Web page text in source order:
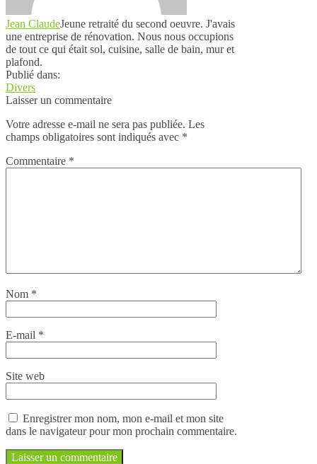
Jean ClaudeJeune retraité du second oeuvre. J'avais
une entreprise de rénovation. Nous nous occupions
de tout ce qui était sol, cuisine, salle de bain, mur et
plafond.
Publié dans:
Divers
Laisser un commentaire
Votre adresse e-mail ne sera pas publiée. Les
champs obligatoires sont indiqués avec *
Commentaire *
Nom *
E-mail *
Site web
Enregistrer mon nom, mon e-mail et mon site
dans le navigateur pour mon prochain commentaire.